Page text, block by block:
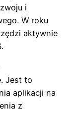
i
W roku
aktywnie
Jest to
aplikacji na
z